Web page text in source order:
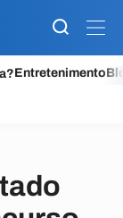
Entretenimento